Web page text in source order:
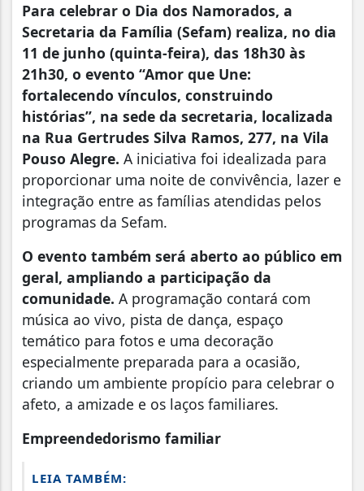
Para celebrar o Dia dos Namorados, a
Secretaria da Família (Sefam) realiza, no dia
11 de junho (quinta-feira), das 18h30 às
21h30, o evento “Amor que Une:
fortalecendo vínculos, construindo
histórias”, na sede da secretaria, localizada
na Rua Gertrudes Silva Ramos, 277, na Vila
Pouso Alegre. A iniciativa foi idealizada para
proporcionar uma noite de convivência, lazer e
integração entre as famílias atendidas pelos
programas da Sefam.
O evento também será aberto ao público em
geral, ampliando a participação da
comunidade. A programação contará com
música ao vivo, pista de dança, espaço
temático para fotos e uma decoração
especialmente preparada para a ocasião,
criando um ambiente propício para celebrar o
afeto, a amizade e os laços familiares.
Empreendedorismo familiar
LEIA TAMBÉM: